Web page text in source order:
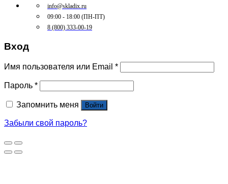
info@skladix.ru
09:00 - 18:00 (ПН-ПТ)
8 (800) 333-00-19
Вход
Имя пользователя или Email *
Пароль *
Запомнить меня Войти
Забыли свой пароль?